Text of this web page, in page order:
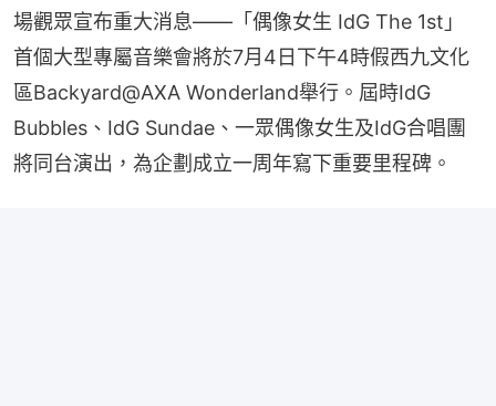
場觀眾宣布重大消息——「偶像女生 IdG The 1st」
首個大型專屬音樂會將於7月4日下午4時假西九文化
區Backyard@AXA Wonderland舉行。屆時IdG
Bubbles、IdG Sundae、一眾偶像女生及IdG合唱團
將同台演出，為企劃成立一周年寫下重要里程碑。